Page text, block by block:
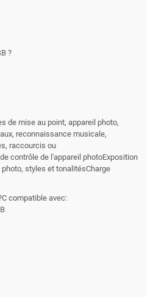
?
de mise au point, appareil photo,
reconnaissance musicale,
raccourcis ou
contrôle de l'appareil photoExposition
styles et tonalitésCharge
compatible avec: